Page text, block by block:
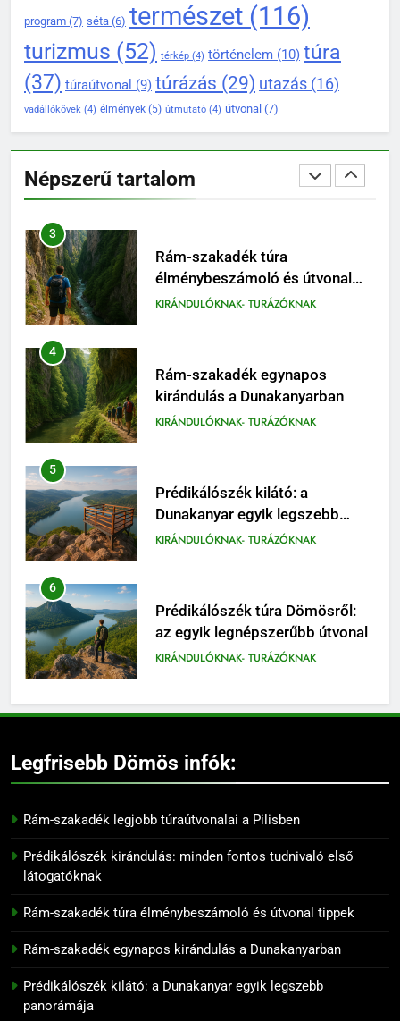
program (7) séta (6) természet (116)
turizmus (52) térkép (4) történelem (10) túra
(37) túraútvonal (9) túrázás (29) utazás (16)
vadállókövek (4) élmények (5) útmutató (4) útvonal (7)
Népszerű tartalom
Rám-szakadék legjobb
túraútvonalai a Pilisben
KIRÁNDULÓKNAK- TURÁZÓKNAK
2
minden fontos tudnivaló első
látogatóknak
KIRÁNDULÓKNAK- TURÁZÓKNAK
3
Rám-szakadék túra
élménybeszámoló és útvonal
tippek
KIRÁNDULÓKNAK- TURÁZÓKNAK
4
Rám-szakadék egynapos
kirándulás a Dunakanyarban
KIRÁNDULÓKNAK- TURÁZÓKNAK
5
Prédikálószék kilátó: a
Dunakanyar egyik legszebb
panorámája
KIRÁNDULÓKNAK- TURÁZÓKNAK
6
Prédikálószék túra Dömösről:
az egyik legnépszerűbb útvonal
KIRÁNDULÓKNAK- TURÁZÓKNAK
7
kirándulás: mit érdemes tudni
előtte
8
Prédikálószék túraútvonal:
KIRÁNDULÓKNAK- TURÁZÓKNAK
Rám-szakadék titkos panoráma
pontjai
Legfrisebb Dömös infók:
Rám-szakadék legjobb túraútvonalai a Pilisben
Prédikálószék kirándulás: minden fontos tudnivaló első
látogatóknak
Rám-szakadék túra élménybeszámoló és útvonal tippek
Rám-szakadék egynapos kirándulás a Dunakanyarban
Prédikálószék kilátó: a Dunakanyar egyik legszebb
panorámája